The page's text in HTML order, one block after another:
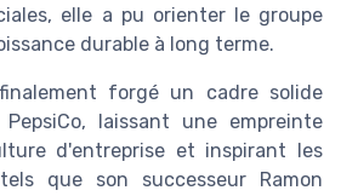
elle a pu orienter le groupe
durable à long terme.
forgé un cadre solide
laissant une empreinte
d'entreprise et inspirant les
que son successeur Ramon